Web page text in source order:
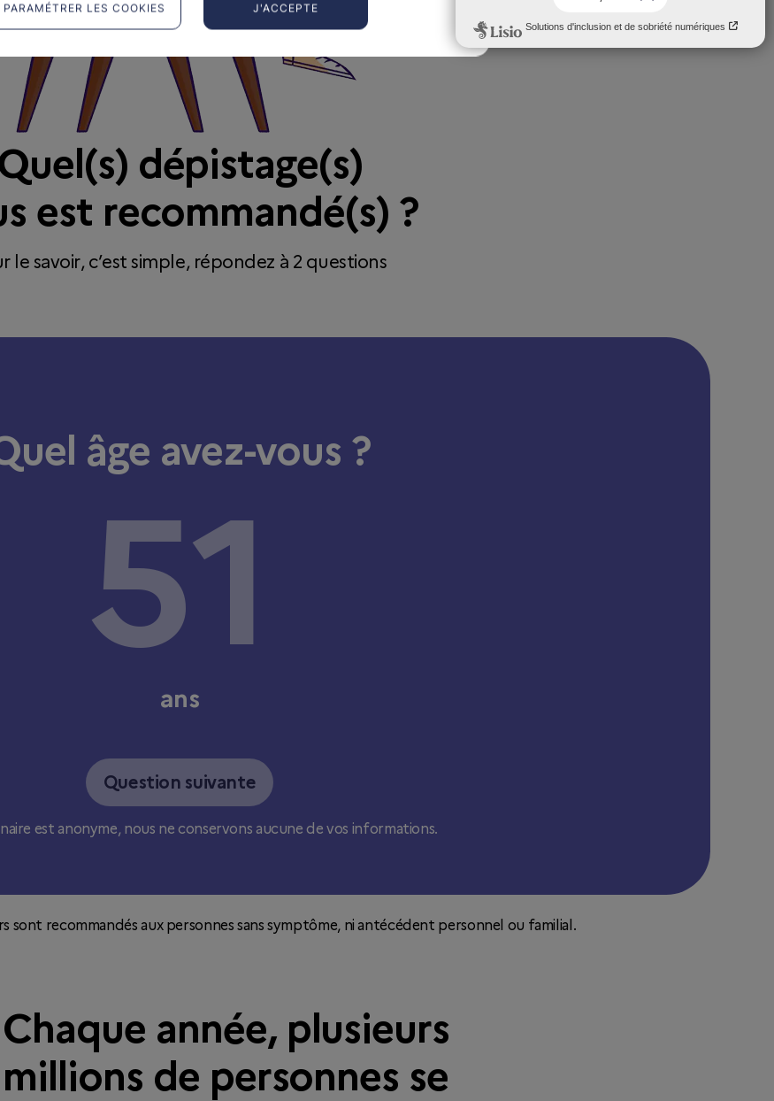
dépistage(s)
est recommandé(s) ?
le savoir, c’est simple, répondez à 2 questions
âge avez-vous ?
ans
Question suivante
est anonyme, nous ne conservons aucune de vos informations.
sont recommandés aux personnes sans symptôme, ni antécédent personnel ou familial.
Chaque année, plusieurs
millions de personnes se
J'ACCEPTE
PARAMÉTRER LES COOKIES